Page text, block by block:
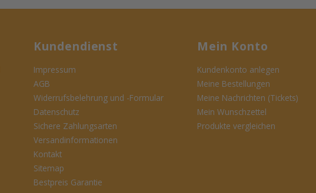
Kundendienst
Impressum
AGB
Widerrufsbelehrung und -Formular
Datenschutz
Sichere Zahlungsarten
Versandinformationen
Kontakt
Sitemap
Bestpreis Garantie
Mein Konto
Kundenkonto anlegen
Meine Bestellungen
Meine Nachrichten (Tickets)
Mein Wunschzettel
Produkte vergleichen